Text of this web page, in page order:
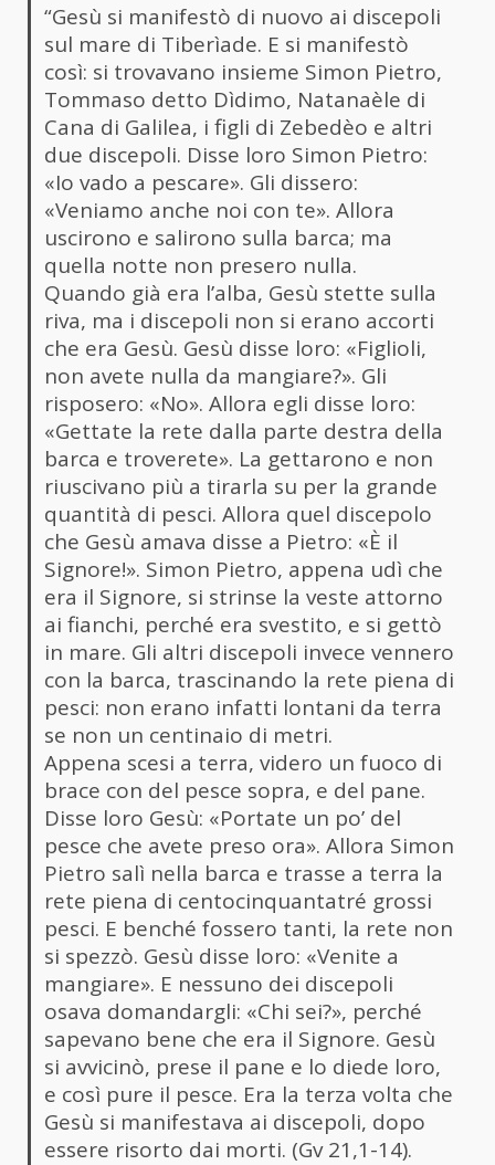
“Gesù si manifestò di nuovo ai discepoli
sul mare di Tiberìade. E si manifestò
così: si trovavano insieme Simon Pietro,
Tommaso detto Dìdimo, Natanaèle di
Cana di Galilea, i figli di Zebedèo e altri
due discepoli. Disse loro Simon Pietro:
«Io vado a pescare». Gli dissero:
«Veniamo anche noi con te». Allora
uscirono e salirono sulla barca; ma
quella notte non presero nulla.
Quando già era l’alba, Gesù stette sulla
riva, ma i discepoli non si erano accorti
che era Gesù. Gesù disse loro: «Figlioli,
non avete nulla da mangiare?». Gli
risposero: «No». Allora egli disse loro:
«Gettate la rete dalla parte destra della
barca e troverete». La gettarono e non
riuscivano più a tirarla su per la grande
quantità di pesci. Allora quel discepolo
che Gesù amava disse a Pietro: «È il
Signore!». Simon Pietro, appena udì che
era il Signore, si strinse la veste attorno
ai fianchi, perché era svestito, e si gettò
in mare. Gli altri discepoli invece vennero
con la barca, trascinando la rete piena di
pesci: non erano infatti lontani da terra
se non un centinaio di metri.
Appena scesi a terra, videro un fuoco di
brace con del pesce sopra, e del pane.
Disse loro Gesù: «Portate un po’ del
pesce che avete preso ora». Allora Simon
Pietro salì nella barca e trasse a terra la
rete piena di centocinquantatré grossi
pesci. E benché fossero tanti, la rete non
si spezzò. Gesù disse loro: «Venite a
mangiare». E nessuno dei discepoli
osava domandargli: «Chi sei?», perché
sapevano bene che era il Signore. Gesù
si avvicinò, prese il pane e lo diede loro,
e così pure il pesce. Era la terza volta che
Gesù si manifestava ai discepoli, dopo
essere risorto dai morti. (Gv 21,1-14).